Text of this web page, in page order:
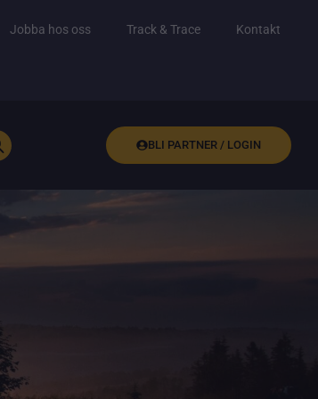
Jobba hos oss Track & Trace Kontakt
BLI PARTNER / LOGIN